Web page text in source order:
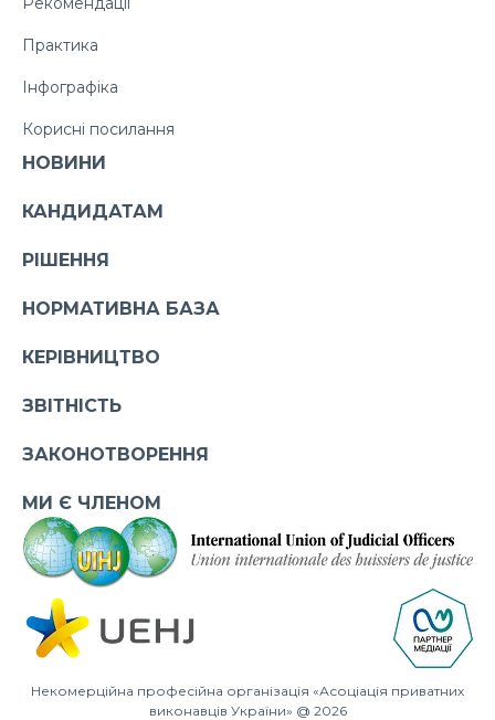
Практика
Інфографіка
Корисні посилання
НОВИНИ
КАНДИДАТАМ
РІШЕННЯ
НОРМАТИВНА БАЗА
КЕРІВНИЦТВО
ЗВІТНІСТЬ
ЗАКОНОТВОРЕННЯ
МИ Є ЧЛЕНОМ
Некомерційна професійна організація «Асоціація приватних
виконавців України» @ 2026